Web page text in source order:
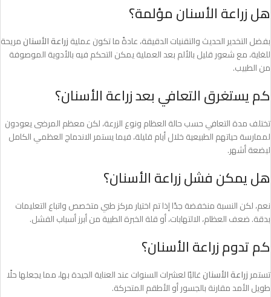
هل زراعة الأسنان مؤلمة؟
بفضل التخدير الحديث والتقنيات الدقيقة، عادةً ما تكون عمليةزراعة الأسنانمريحة
للغاية، مع شعور قليل بالألم بعد العملية يمكن التحكم فيه بالأدوية الموصوفة
من الطبيب.
كم يستغرق التعافي بعد زراعة الأسنان؟
تختلف مدة التعافي حسب حالة العظام ونوع الزرعة، لكن معظم المرضى يعودون
لممارسة حياتهم الطبيعية خلال أيام قليلة، فيما يستمر الاندماج العظمي الكامل
لبضعة أشهر.
هل يمكن فشل زراعة الأسنان؟
نعم، لكن النسبة منخفضة جدًا إذا تم اختيار مركز طبي متخصص واتباع التعليمات
بدقة. ضعف العظام، الالتهابات، أو قلة الخبرة الطبية من أبرز أسباب الفشل.
كم تدوم زراعة الأسنان؟
تستمرزراعة الأسنانغالبًا لعشرات السنوات عند العناية الجيدة بها، مما يجعلها حلًا
طويل الأمد مقارنة بالجسور أو الأطقم المتحركة.